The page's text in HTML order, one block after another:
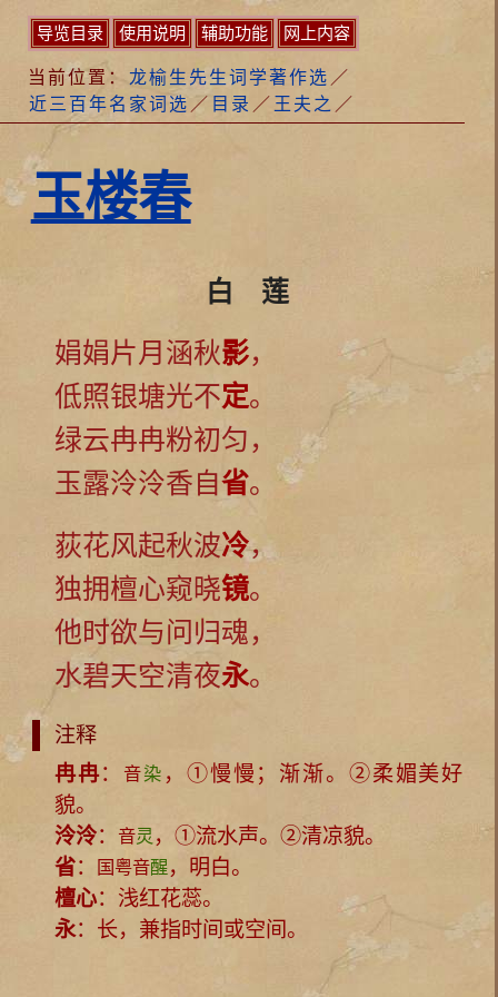
导览目录 使用说明 辅助功能 网上内容
当前位置： 龙榆生先生词学著作选 ／
近三百年名家词选 ／ 目录 ／ 王夫之 ／
玉楼春
白 莲
娟娟片月涵秋影，
低照银塘光不定。
绿云冉冉粉初匀，
玉露泠泠香自省。
荻花风起秋波冷，
独拥檀心窥晓镜。
他时欲与问归魂，
水碧天空清夜永。
注释
冉冉： 音染 ，①慢慢；渐渐。②柔媚美好
貌。
泠泠： 音灵 ，①流水声。②清凉貌。
省： 国粤音醒，明白。
檀心：浅红花蕊。
永：长，兼指时间或空间。